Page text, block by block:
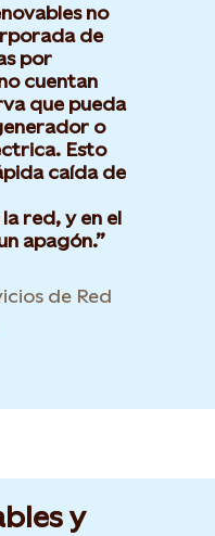
no
de
por
cuentan
que pueda
o
Esto
caída de
red, y en el
apagón.
de Red
y